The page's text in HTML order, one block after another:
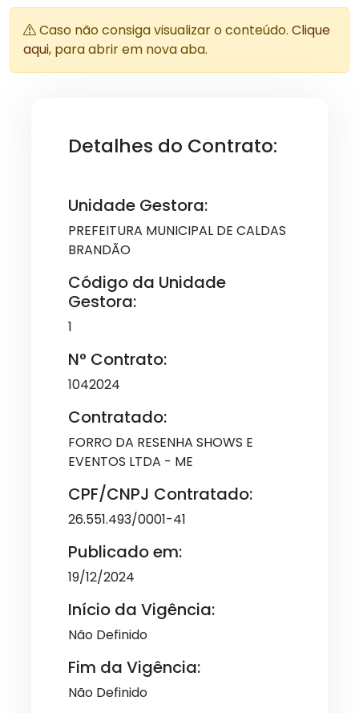
Caso não consiga visualizar o conteúdo. Clique
aqui, para abrir em nova aba.
Detalhes do Contrato:
Unidade Gestora:
PREFEITURA MUNICIPAL DE CALDAS
BRANDÃO
Código da Unidade
Gestora:
1
N° Contrato:
1042024
Contratado:
FORRO DA RESENHA SHOWS E
EVENTOS LTDA - ME
CPF/CNPJ Contratado:
26.551.493/0001-41
Publicado em:
19/12/2024
Início da Vigência:
Não Definido
Fim da Vigência:
Não Definido